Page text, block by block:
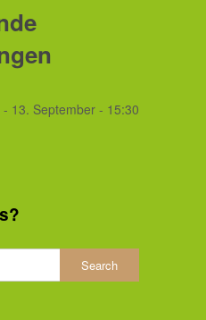
- 13. September - 15:30